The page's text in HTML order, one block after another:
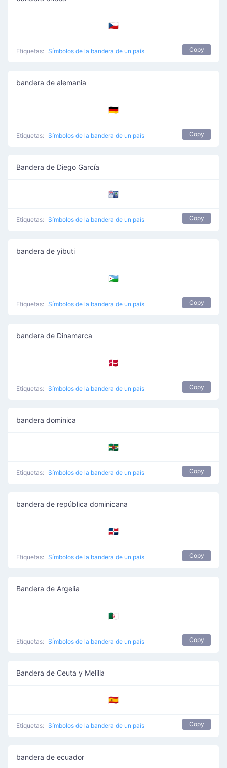
🇨🇿
Etiquetas: Símbolos de la bandera de un país Copy
bandera de alemania
🇩🇪
Etiquetas: Símbolos de la bandera de un país Copy
Bandera de Diego García
🇩🇬
Etiquetas: Símbolos de la bandera de un país Copy
bandera de yibuti
🇩🇯
Etiquetas: Símbolos de la bandera de un país Copy
bandera de Dinamarca
🇩🇰
Etiquetas: Símbolos de la bandera de un país Copy
bandera dominica
🇩🇲
Etiquetas: Símbolos de la bandera de un país Copy
bandera de república dominicana
🇩🇴
Etiquetas: Símbolos de la bandera de un país Copy
Bandera de Argelia
🇩🇿
Etiquetas: Símbolos de la bandera de un país Copy
Bandera de Ceuta y Melilla
🇪🇦
Etiquetas: Símbolos de la bandera de un país Copy
bandera de ecuador